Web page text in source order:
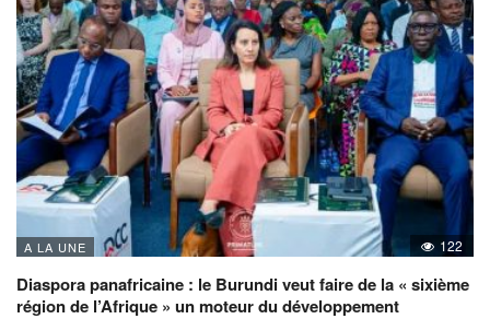
A LA UNE 122
Diaspora panafricaine : le Burundi veut faire de la « sixième
région de l’Afrique » un moteur du développement